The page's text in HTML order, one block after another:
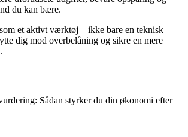
du kan bære.
et aktivt værktøj – ikke bare en teknisk
dig mod overbelåning og sikre en mere
Sådan styrker du din økonomi efter